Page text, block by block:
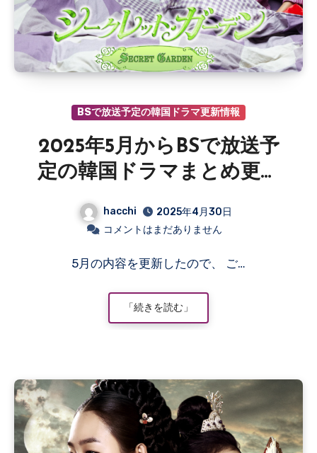
BSで放送予定の韓国ドラマ更新情報
2025年5月からBSで放送予
定の韓国ドラマまとめ更新
hacchi
2025年4月30日
コメントはまだありません
5月の内容を更新したので、 ご…
「続きを読む」